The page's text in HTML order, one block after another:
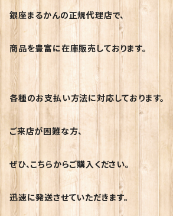
銀座まるかんの正規代理店で、
商品を豊富に在庫販売しております。
各種のお支払い方法に対応しております。
ご来店が困難な方、
ぜひ、こちらからご購入ください。
迅速に発送させていただきます。